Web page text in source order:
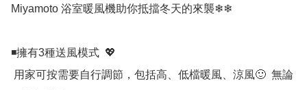
Miyamoto 浴室暖風機助你抵擋冬天的來襲❄❄
◾擁有3種送風模式  💖